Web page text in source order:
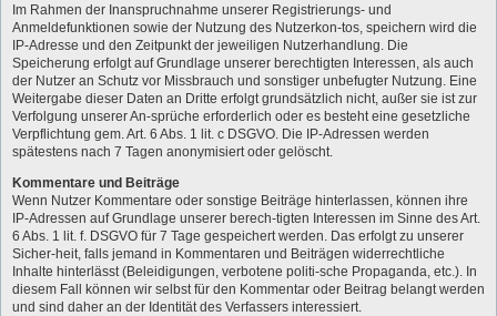
Im Rahmen der Inanspruchnahme unserer Registrierungs- und
Anmeldefunktionen sowie der Nutzung des Nutzerkon-tos, speichern wird die
IP-Adresse und den Zeitpunkt der jeweiligen Nutzerhandlung. Die
Speicherung erfolgt auf Grundlage unserer berechtigten Interessen, als auch
der Nutzer an Schutz vor Missbrauch und sonstiger unbefugter Nutzung. Eine
Weitergabe dieser Daten an Dritte erfolgt grundsätzlich nicht, außer sie ist zur
Verfolgung unserer An-sprüche erforderlich oder es besteht eine gesetzliche
Verpflichtung gem. Art. 6 Abs. 1 lit. c DSGVO. Die IP-Adressen werden
spätestens nach 7 Tagen anonymisiert oder gelöscht.
Kommentare und Beiträge
Wenn Nutzer Kommentare oder sonstige Beiträge hinterlassen, können ihre
IP-Adressen auf Grundlage unserer berech-tigten Interessen im Sinne des Art.
6 Abs. 1 lit. f. DSGVO für 7 Tage gespeichert werden. Das erfolgt zu unserer
Sicher-heit, falls jemand in Kommentaren und Beiträgen widerrechtliche
Inhalte hinterlässt (Beleidigungen, verbotene politi-sche Propaganda, etc.). In
diesem Fall können wir selbst für den Kommentar oder Beitrag belangt werden
und sind daher an der Identität des Verfassers interessiert.